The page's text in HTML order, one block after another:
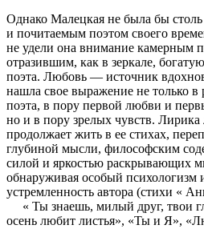
Однако Малецкая не была бы
и почитаемым поэтом своего
не удели она внимание камерным
отразившим, как в зеркале,
поэта. Любовь — источник
нашла свое выражение не только в
поэта, в пору первой любви и
но и в пору зрелых чувств.
продолжает жить в ее стихах,
глубиной мысли, философским
силой и яркостью раскрывающих
обнаруживая особый
устремленность автора (стихи «
« Ты знаешь, милый друг, твои
осень любит листья», «Ты и Я»,